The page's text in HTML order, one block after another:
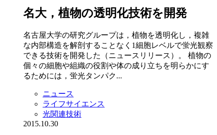
名大，植物の透明化技術を開発
名古屋大学の研究グループは，植物を透明化し，複雑
な内部構造を解剖することなく1細胞レベルで蛍光観察
できる技術を開発した（ニュースリリース）。 植物の
個々の細胞や組織の役割や体の成り立ちを明らかにす
るためには，蛍光タンパク...
ニュース
ライフサイエンス
光関連技術
2015.10.30